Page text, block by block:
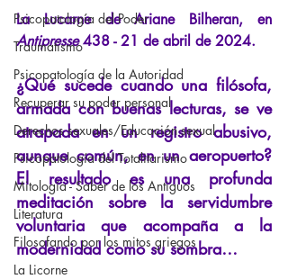
Psicopatología del Poder
Traumatismo
Psicopatología de la Autoridad
Recuperar su poder personal
Derechos sexuales/Educación sexual
Psicopatología del Totalitarismo
Mitología - Saber de los Antiguos
Literatura
Filosofando por los mitos griegos
La Licorne
La Lucarne de Ariane Bilheran, en
Antipresse 438 - 21 de abril de 2024.
¿Qué sucede cuando una filósofa,
armada con buenas lecturas, se ve
atrapada en un registro abusivo,
aunque común, en un aeropuerto?
El resultado es una profunda
meditación sobre la servidumbre
voluntaria que acompaña a la
modernidad como su sombra…